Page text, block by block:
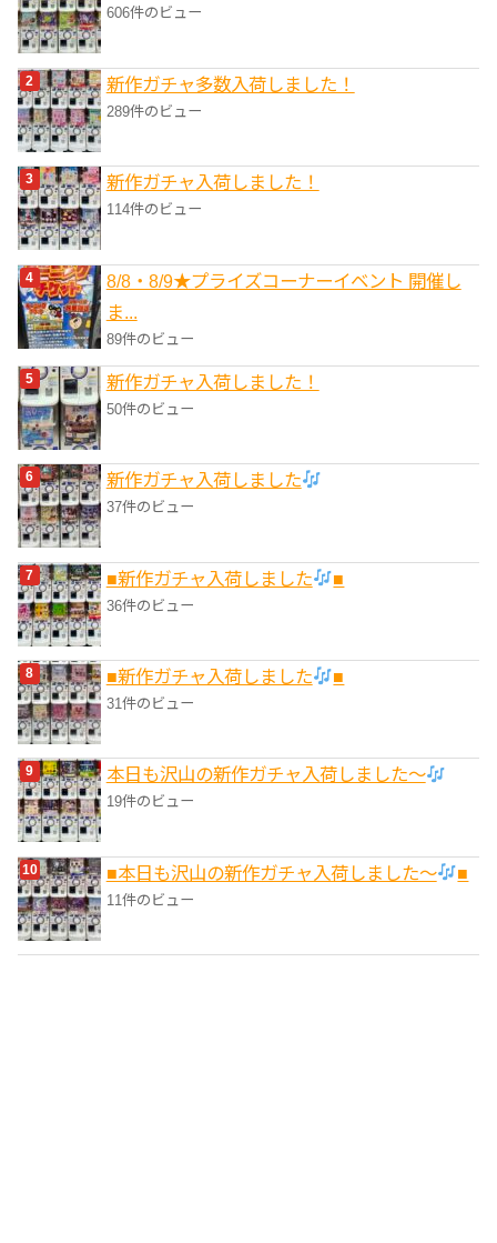
606件のビュー
新作ガチャ多数入荷しました！
289件のビュー
新作ガチャ入荷しました！
114件のビュー
8/8・8/9★プライズコーナーイベント 開催し
ま...
89件のビュー
新作ガチャ入荷しました！
50件のビュー
新作ガチャ入荷しました
37件のビュー
■新作ガチャ入荷しました ■
36件のビュー
■新作ガチャ入荷しました ■
31件のビュー
本日も沢山の新作ガチャ入荷しました〜
19件のビュー
■本日も沢山の新作ガチャ入荷しました〜 ■
11件のビュー